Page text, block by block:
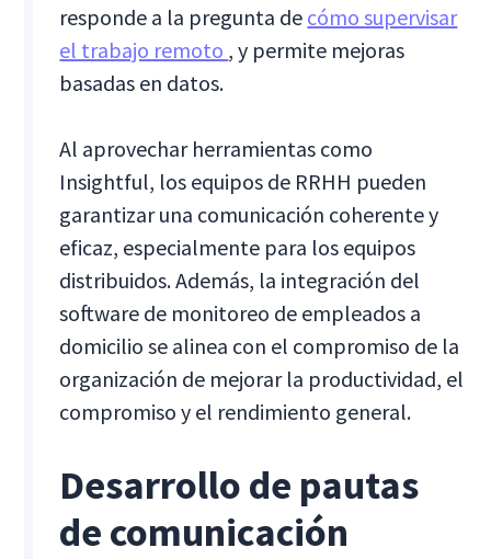
responde a la pregunta de cómo supervisar
el trabajo remoto , y permite mejoras
basadas en datos.
Al aprovechar herramientas como
Insightful, los equipos de RRHH pueden
garantizar una comunicación coherente y
eficaz, especialmente para los equipos
distribuidos. Además, la integración del
software de monitoreo de empleados a
domicilio se alinea con el compromiso de la
organización de mejorar la productividad, el
compromiso y el rendimiento general.
Desarrollo de pautas
de comunicación